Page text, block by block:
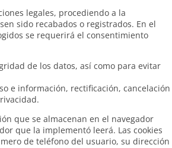
legales, procediendo a la
sido recabados o registrados. En el
se requerirá el consentimiento
de los datos, así como para evitar
e información, rectificación, cancelación
que se almacenan en el navegador
que la implementó leerá. Las cookies
de teléfono del usuario, su dirección